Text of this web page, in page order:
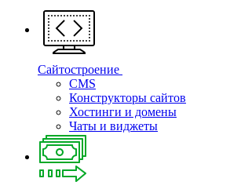
Сайтостроение
CMS
Конструкторы сайтов
Хостинги и домены
Чаты и виджеты